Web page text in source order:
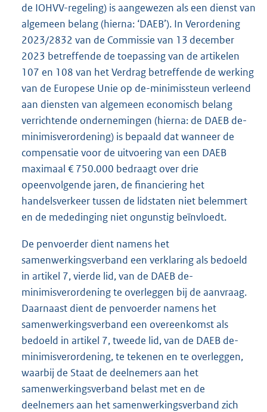
de IOHVV-regeling) is aangewezen als een dienst van
algemeen belang (hierna: ‘DAEB’). In Verordening
2023/2832 van de Commissie van 13 december
2023 betreffende de toepassing van de artikelen
107 en 108 van het Verdrag betreffende de werking
van de Europese Unie op de-minimissteun verleend
aan diensten van algemeen economisch belang
verrichtende ondernemingen (hierna: de DAEB de-
minimisverordening) is bepaald dat wanneer de
compensatie voor de uitvoering van een DAEB
maximaal € 750.000 bedraagt over drie
opeenvolgende jaren, de financiering het
handelsverkeer tussen de lidstaten niet belemmert
en de mededinging niet ongunstig beïnvloedt.
De penvoerder dient namens het
samenwerkingsverband een verklaring als bedoeld
in artikel 7, vierde lid, van de DAEB de-
minimisverordening te overleggen bij de aanvraag.
Daarnaast dient de penvoerder namens het
samenwerkingsverband een overeenkomst als
bedoeld in artikel 7, tweede lid, van de DAEB de-
minimisverordening, te tekenen en te overleggen,
waarbij de Staat de deelnemers aan het
samenwerkingsverband belast met en de
deelnemers aan het samenwerkingsverband zich